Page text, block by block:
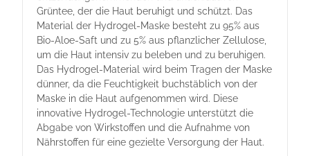
Grüntee, der die Haut beruhigt und schützt. Das
Material der Hydrogel-Maske besteht zu 95% aus
Bio-Aloe-Saft und zu 5% aus pflanzlicher Zellulose,
um die Haut intensiv zu beleben und zu beruhigen.
Das Hydrogel-Material wird beim Tragen der Maske
dünner, da die Feuchtigkeit buchstäblich von der
Maske in die Haut aufgenommen wird. Diese
innovative Hydrogel-Technologie unterstützt die
Abgabe von Wirkstoffen und die Aufnahme von
Nährstoffen für eine gezielte Versorgung der Haut.